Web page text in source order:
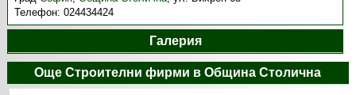
Телефон:024434424
Галерия
Още Строителни фирми в Община Столична